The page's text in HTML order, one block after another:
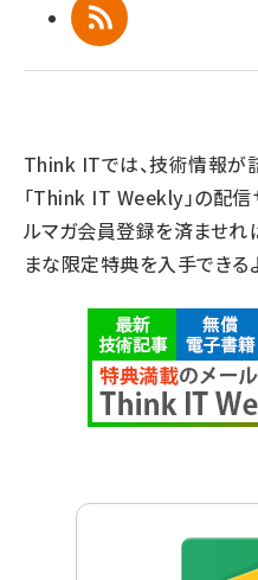
RSS
Think ITでは、技術情報が
「Think IT Weekly」の配信
ルマガ会員登録を済ませれ
まな限定特典を入手できる